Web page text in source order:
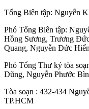
Tổng Biên tập: Nguyễn
Phó Tổng Biên tập:
Hồng Sương, Trương
Quang, Nguyễn Đức Hiển
Phó Tổng Thư ký tòa
Dũng, Nguyễn Phước
Tòa soạn : 432-434
TP.HCM